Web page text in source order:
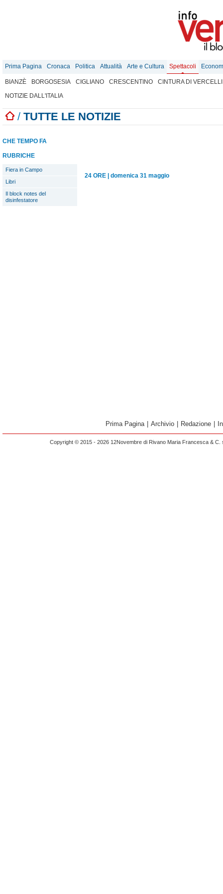
Prima Pagina Cronaca Politica Attualità Arte e Cultura Spettacoli
BIANZÈ BORGOSESIA CIGLIANO CRESCENTINO
CINTURA DI VERCELLI
NOTIZIE DALL'ITALIA
/ TUTTE LE NOTIZIE
CHE TEMPO FA
RUBRICHE
Fiera in Campo
Libri
Il block notes del
disinfestatore
24 ORE domenica 31 maggio
Prima Pagina Archivio Redazione
Copyright © 2015 - 2026 12Novembre di Rivano Maria Francesca &